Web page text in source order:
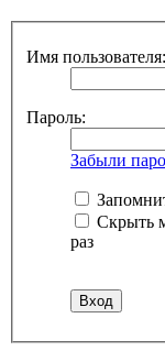
Имя пользователя:
Пароль:
Забыли
Скрыть
раз